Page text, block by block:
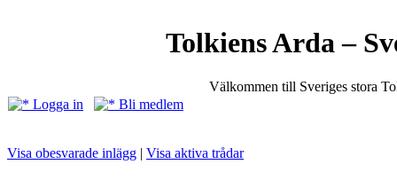
Tolkiens Arda –
Välkommen till Sveriges stora
Logga in
Bli medlem
Visa obesvarade inlägg | Visa aktiva trådar